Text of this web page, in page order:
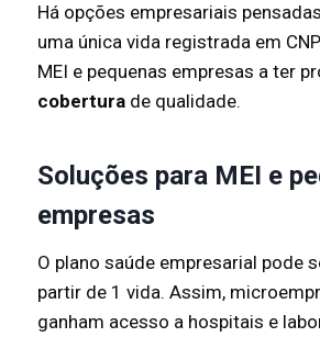
Há opções empresariais
uma única vida registrada em
MEI e pequenas empresas a ter
cobertura de qualidade.
Soluções para MEI e
empresas
O plano saúde empresarial pode
partir de 1 vida. Assim,
ganham acesso a hospitais e